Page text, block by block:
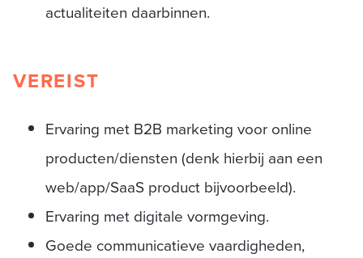
actualiteiten daarbinnen.
VEREIST
Ervaring met B2B marketing voor online
producten/diensten (denk hierbij aan een
web/app/SaaS product bijvoorbeeld).
Ervaring met digitale vormgeving.
Goede communicatieve vaardigheden,